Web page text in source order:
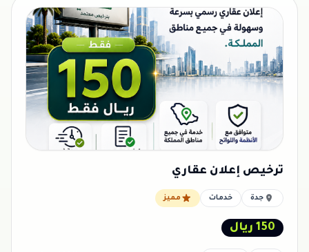
ترخيص إعلان عقاري
جدة خدمات مميز
150 ريال